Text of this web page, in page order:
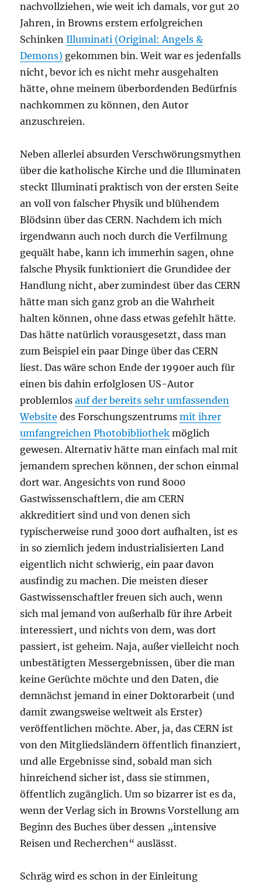
nachvollziehen, wie weit ich damals, vor gut 20
Jahren, in Browns erstem erfolgreichen
SchinkenIlluminati (Original: Angels &
Demons) gekommen bin. Weit war es jedenfalls
nicht, bevor ich es nicht mehr ausgehalten
hätte, ohne meinem überbordenden Bedürfnis
nachkommen zu können, den Autor
anzuschreien.
Neben allerlei absurden Verschwörungsmythen
über die katholische Kirche und die Illuminaten
steckt Illuminati praktisch von der ersten Seite
an voll von falscher Physik und blühendem
Blödsinn über das CERN. Nachdem ich mich
irgendwann auch noch durch die Verfilmung
gequält habe, kann ich immerhin sagen, ohne
falsche Physik funktioniert die Grundidee der
Handlung nicht, aber zumindest über das CERN
hätte man sich ganz grob an die Wahrheit
halten können, ohne dass etwas gefehlt hätte.
Das hätte natürlich vorausgesetzt, dass man
zum Beispiel ein paar Dinge über das CERN
liest. Das wäre schon Ende der 1990er auch für
einen bis dahin erfolglosen US-Autor
problemlosauf der bereits sehr umfassenden
Website des Forschungszentrumsmit ihrer
umfangreichen Photobibliothek möglich
gewesen. Alternativ hätte man einfach mal mit
jemandem sprechen können, der schon einmal
dort war. Angesichts von rund 8000
Gastwissenschaftlern, die am CERN
akkreditiert sind und von denen sich
typischerweise rund 3000 dort aufhalten, ist es
in so ziemlich jedem industrialisierten Land
eigentlich nicht schwierig, ein paar davon
ausfindig zu machen. Die meisten dieser
Gastwissenschaftler freuen sich auch, wenn
sich mal jemand von außerhalb für ihre Arbeit
interessiert, und nichts von dem, was dort
passiert, ist geheim. Naja, außer vielleicht noch
unbestätigten Messergebnissen, über die man
keine Gerüchte möchte und den Daten, die
demnächst jemand in einer Doktorarbeit (und
damit zwangsweise weltweit als Erster)
veröffentlichen möchte. Aber, ja, das CERN ist
von den Mitgliedsländern öffentlich finanziert,
und alle Ergebnisse sind, sobald man sich
hinreichend sicher ist, dass sie stimmen,
öffentlich zugänglich. Um so bizarrer ist es da,
wenn der Verlag sich in Browns Vorstellung am
Beginn des Buches über dessen „intensive
Reisen und Recherchen“ auslässt.
Schräg wird es schon in der Einleitung